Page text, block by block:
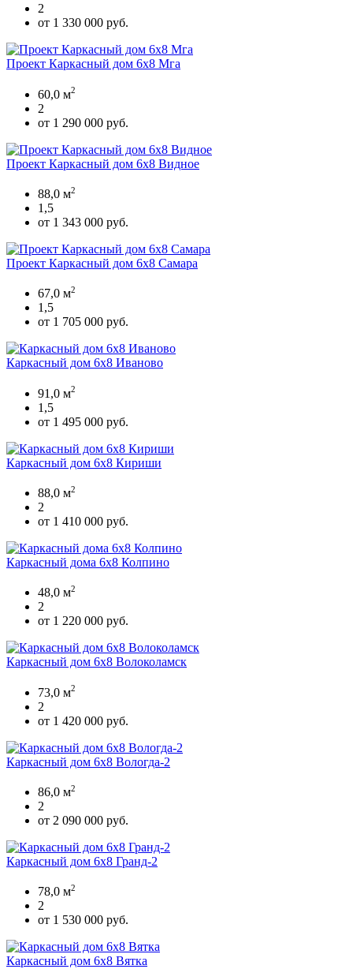
2
от 1 330 000 руб.
Проект Каркасный дом 6х8 Мга
60,0 м2
2
от 1 290 000 руб.
Проект Каркасный дом 6х8 Видное
88,0 м2
1,5
от 1 343 000 руб.
Проект Каркасный дом 6х8 Самара
67,0 м2
1,5
от 1 705 000 руб.
Каркасный дом 6х8 Иваново
91,0 м2
1,5
от 1 495 000 руб.
Каркасный дом 6х8 Кириши
88,0 м2
2
от 1 410 000 руб.
Каркасный дома 6х8 Колпино
48,0 м2
2
от 1 220 000 руб.
Каркасный дом 6х8 Волоколамск
73,0 м2
2
от 1 420 000 руб.
Каркасный дом 6х8 Вологда-2
86,0 м2
2
от 2 090 000 руб.
Каркасный дом 6х8 Гранд-2
78,0 м2
2
от 1 530 000 руб.
Каркасный дом 6х8 Вятка